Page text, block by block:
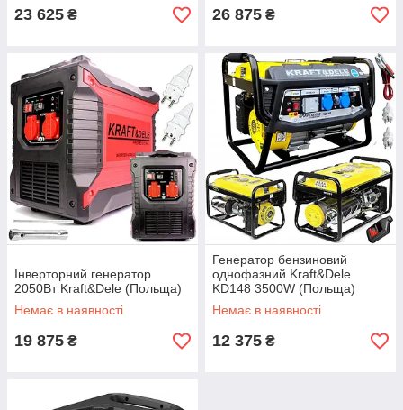
23 625 ₴ 26 875 ₴
Інверторний генератор
2050Вт Kraft&Dele (Польща)
Немає в наявності
19 875 ₴
Генератор бензиновий
однофазний Kraft&Dele
KD148 3500W (Польща)
Немає в наявності
12 375 ₴